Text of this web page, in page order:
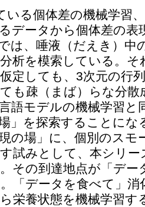
いる個体差の機械学習
データから個体差の表
は、唾液（だえき）中
析を模索している。
定しても、3次元の行
も疎（まば）らな分散
語モデルの機械学習と
」を探索することにな
の場」に、個別のスモ
試みとして、本シリー
その到達地点が「デー
「データを食べて」
栄養状態を機械学習す